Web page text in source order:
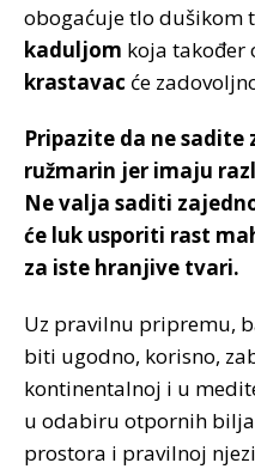
obogaćuje tlo dušikom
kaduljom koja također
krastavac će
Pripazite da ne sadite
ružmarin jer imaju
Ne valja saditi
će luk usporiti rast
za iste hranjive tvari.
Uz pravilnu pripremu,
biti ugodno, korisno,
kontinentalnoj i u
u odabiru otpornih
prostora i pravilnoj